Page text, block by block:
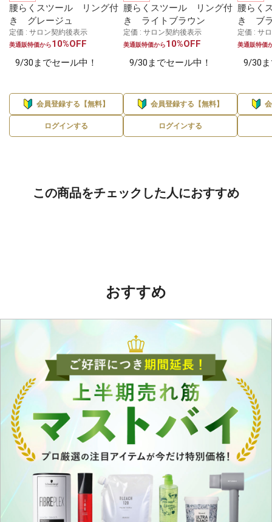
腰らくスツール リング付
き グレージュ
定価 : サロン契約後表示
美通販特価から10%OFF
9/30までセール中！
会員登録する【無料】
ログインする
腰らくスツール リング付
き ライトブラウン
定価 : サロン契約後表示
美通販特価から10%OFF
9/30までセール中！
会員登録する【無料】
ログインする
腰らく
き ブ
定価 : サ
美通販特価
9/30
この商品をチェックした人におすすめ
おすすめ